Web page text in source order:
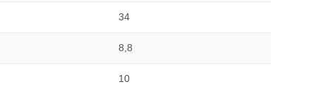
34
8,8
10